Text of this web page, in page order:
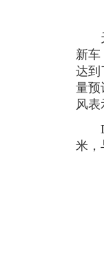
天
新车
达到
量预
风表
D1
米，